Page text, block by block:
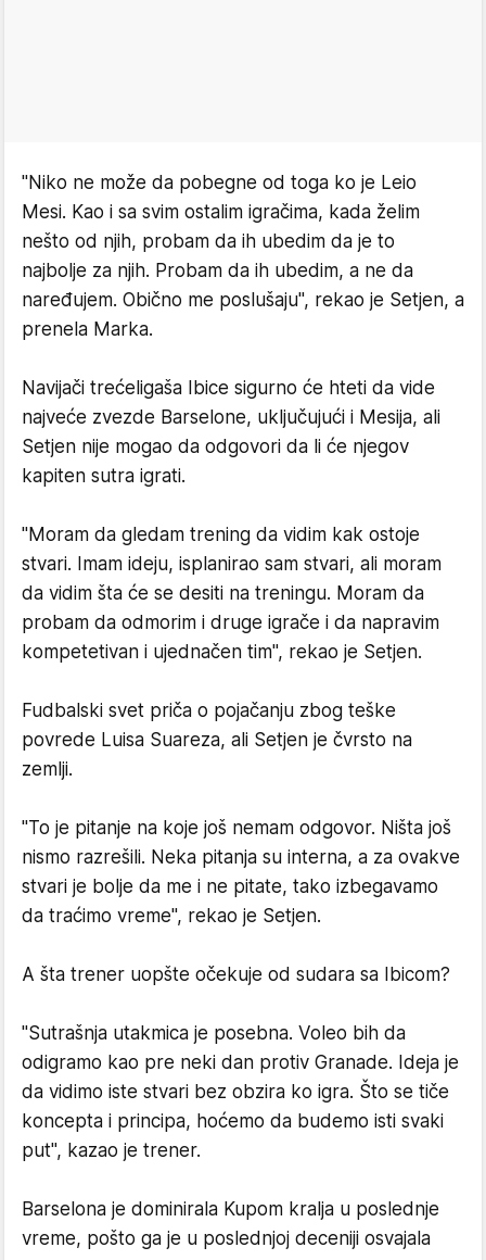
"Niko ne može da pobegne od toga ko je Leio
Mesi. Kao i sa svim ostalim igračima, kada želim
nešto od njih, probam da ih ubedim da je to
najbolje za njih. Probam da ih ubedim, a ne da
naređujem. Obično me poslušaju", rekao je Setjen, a
prenela Marka.
Navijači trećeligaša Ibice sigurno će hteti da vide
najveće zvezde Barselone, uključujući i Mesija, ali
Setjen nije mogao da odgovori da li će njegov
kapiten sutra igrati.
"Moram da gledam trening da vidim kak ostoje
stvari. Imam ideju, isplanirao sam stvari, ali moram
da vidim šta će se desiti na treningu. Moram da
probam da odmorim i druge igrače i da napravim
kompetetivan i ujednačen tim", rekao je Setjen.
Fudbalski svet priča o pojačanju zbog teške
povrede Luisa Suareza, ali Setjen je čvrsto na
zemlji.
"To je pitanje na koje još nemam odgovor. Ništa još
nismo razrešili. Neka pitanja su interna, a za ovakve
stvari je bolje da me i ne pitate, tako izbegavamo
da traćimo vreme", rekao je Setjen.
A šta trener uopšte očekuje od sudara sa Ibicom?
"Sutrašnja utakmica je posebna. Voleo bih da
odigramo kao pre neki dan protiv Granade. Ideja je
da vidimo iste stvari bez obzira ko igra. Što se tiče
koncepta i principa, hoćemo da budemo isti svaki
put", kazao je trener.
Barselona je dominirala Kupom kralja u poslednje
vreme, pošto ga je u poslednjoj deceniji osvajala